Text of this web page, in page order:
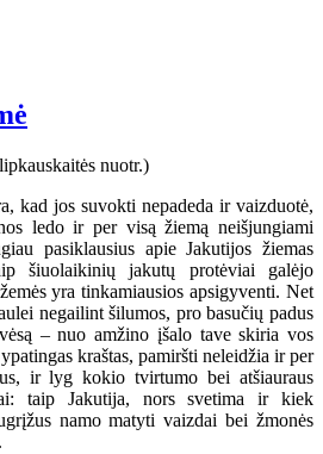
kad jos suvokti nepadeda ir vaizduotė,
ledo ir per visą žiemą neišjungiami
pasiklausius apie Jakutijos žiemas
šiuolaikinių jakutų protėviai galėjo
yra tinkamiausios apsigyventi. Net
negailint šilumos, pro basučių padus
– nuo amžino įšalo tave skiria vos
kraštas, pamiršti neleidžia ir per
ir lyg kokio tvirtumo bei atšiauraus
taip Jakutija, nors svetima ir kiek
namo matyti vaizdai bei žmonės